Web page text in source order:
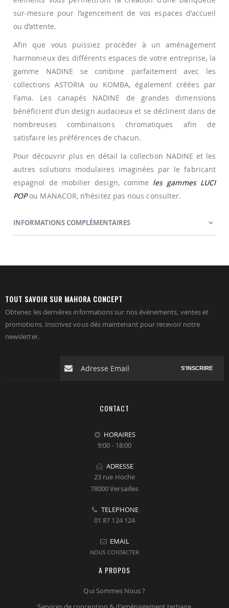
sur-mesure pour l’agencement de vos espaces d’accueil
ou d’attente.
Afin que vous puissiez procéder à un aménagement
harmonieux des différents espaces de votre entreprise, la
gamme NADINE se combine parfaitement avec les
collections ASTORIA ou KOMBA, également créées par
Fama. Les canapés NADINE de grandes dimensions
bénéficient d’un design audacieux et se déclinent dans de
nombreuses combinaisons chromatiques afin de
satisfaire les préférences de chacun.
Pour découvrir plus en détail la collection NADINE et les
autres solutions modulaires imaginées par le fabricant
espagnol de mobilier design, comme les gammes LUCI
POPou MANACOR, n’hésitez pas nous consulter.
INFORMATIONS COMPLÉMENTAIRES
TOUT SAVOIR SUR MAHORA CONCEPT
Obtenez les dernières informations sur nos événements, ventes et
promotions. Inscrivez vous dés maintenant pour recevoir notre
newsletter.
S'INSCRIRE
CONTACT
HORAIRES
9:00 - 18:00
ADRESSE
23 rue Hoche
78000 Versailles
TELEPHONE
01 87 124 124
EMAIL
NOUS CONTACTER
A PROPOS
Qui Sommes Nous ?